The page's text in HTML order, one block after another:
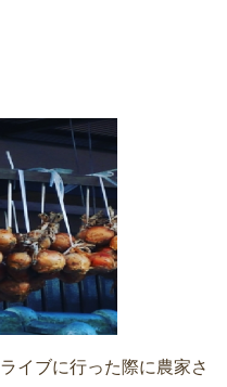
イブに行った際に農家さ